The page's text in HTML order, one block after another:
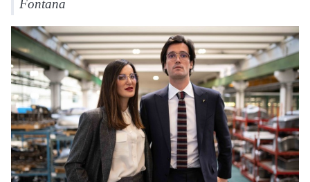
Fontana